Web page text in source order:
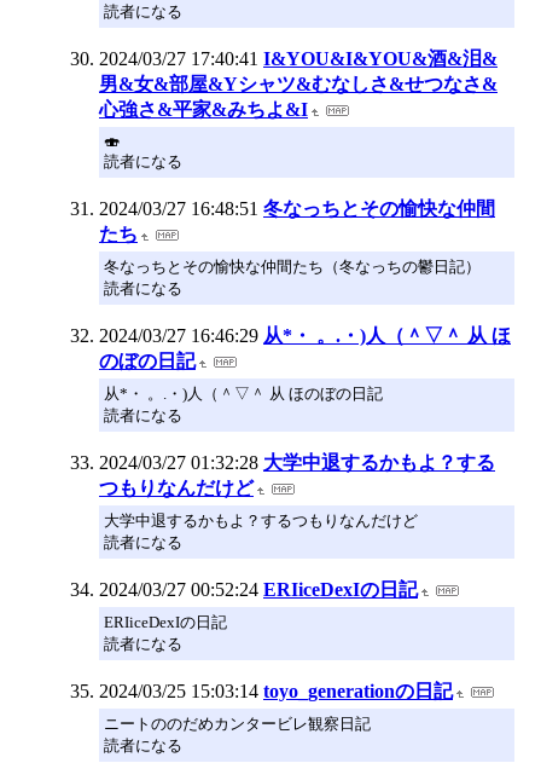
読者になる
2024/03/27 17:40:41 I&YOU&I&YOU&酒&泪&
男&女&部屋&Yシャツ&むなしさ&せつなさ&
心強さ&平家&みちよ&I
🍣
読者になる
2024/03/27 16:48:51 冬なっちとその愉快な仲間
たち
冬なっちとその愉快な仲間たち（冬なっちの鬱日記）
読者になる
2024/03/27 16:46:29 从*・ 。.・)人（＾▽＾ 从 ほ
のぼの日記
从*・ 。.・)人（＾▽＾ 从 ほのぼの日記
読者になる
2024/03/27 01:32:28 大学中退するかもよ？する
つもりなんだけど
大学中退するかもよ？するつもりなんだけど
読者になる
2024/03/27 00:52:24 ERIiceDexIの日記
ERIiceDexIの日記
読者になる
2024/03/25 15:03:14 toyo_generationの日記
ニートののだめカンタービレ観察日記
読者になる